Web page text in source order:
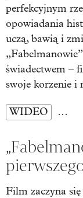
perfekcyjnym
opowiadania
uczą, bawią i
świadectwem –
swoje korzenie i
WIDEO …
Film zaczyna